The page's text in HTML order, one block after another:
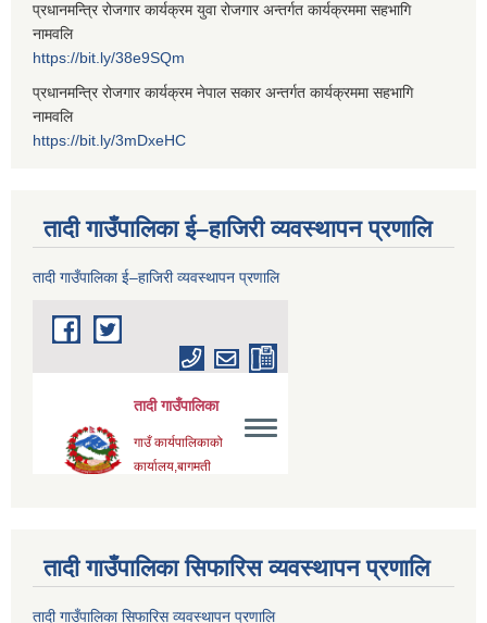
प्रधानमन्त्रि रोजगार कार्यक्रम युवा रोजगार अन्तर्गत कार्यक्रममा सहभागि
नामवलि
https://bit.ly/38e9SQm
प्रधानमन्त्रि रोजगार कार्यक्रम नेपाल सकार अन्तर्गत कार्यक्रममा सहभागि
नामवलि
https://bit.ly/3mDxeHC
तादी गाउँपालिका ई–हाजिरी व्यवस्थापन प्रणालि
तादी गाउँपालिका ई–हाजिरी व्यवस्थापन प्रणालि
तादी गाउँपालिका सिफारिस व्यवस्थापन प्रणालि
तादी गाउँपालिका सिफारिस व्यवस्थापन प्रणालि